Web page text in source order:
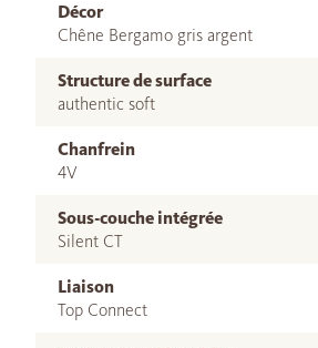
Décor
Chêne Bergamo gris argent
Structure de surface
authentic soft
Chanfrein
4V
Sous-couche intégrée
Silent CT
Liaison
Top Connect